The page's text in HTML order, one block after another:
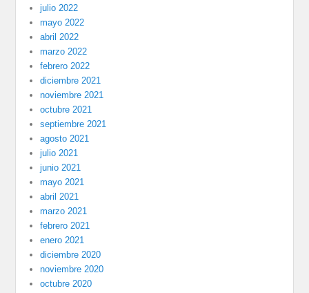
julio 2022
mayo 2022
abril 2022
marzo 2022
febrero 2022
diciembre 2021
noviembre 2021
octubre 2021
septiembre 2021
agosto 2021
julio 2021
junio 2021
mayo 2021
abril 2021
marzo 2021
febrero 2021
enero 2021
diciembre 2020
noviembre 2020
octubre 2020